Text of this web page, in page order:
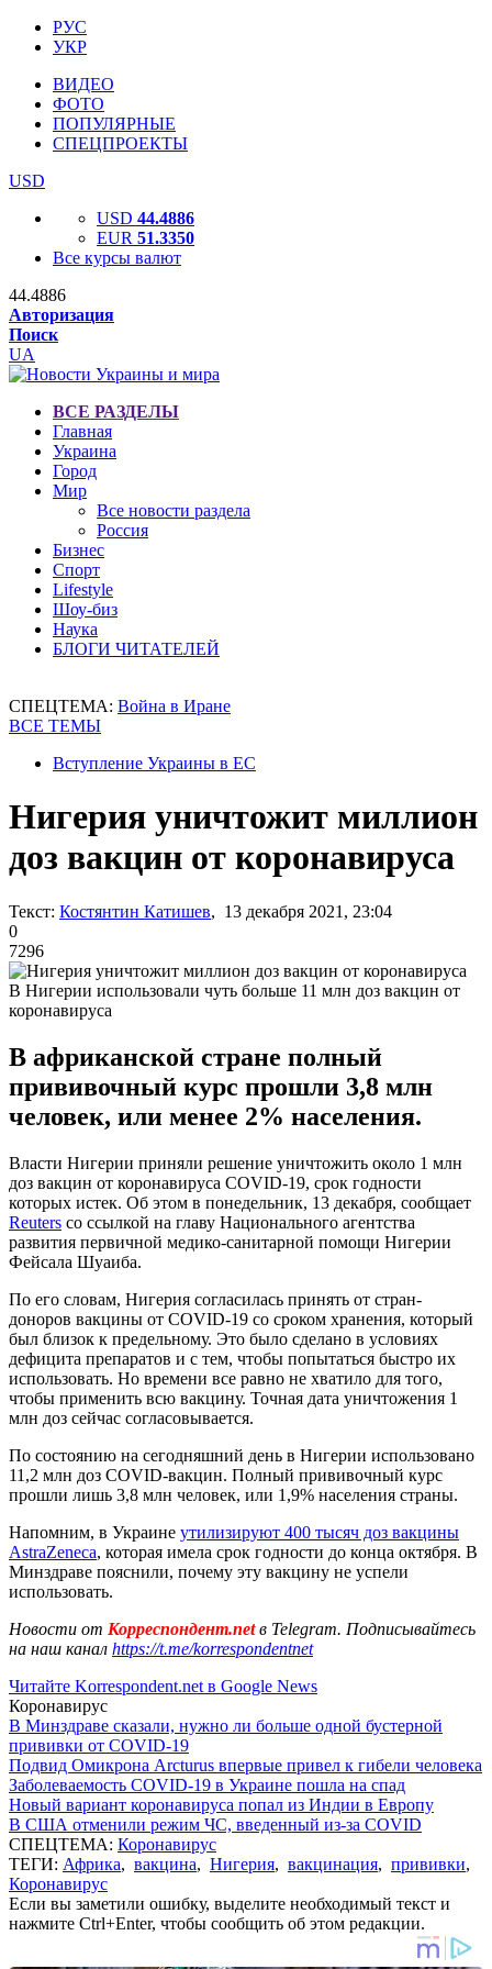
РУС
УКР
ВИДЕО
ФОТО
ПОПУЛЯРНЫЕ
СПЕЦПРОЕКТЫ
USD
USD 44.4886
EUR 51.3350
Все курсы валют
44.4886
Авторизация
Поиск
UA
ВСЕ РАЗДЕЛЫ
Главная
Украина
Город
Мир
Все новости раздела
Россия
Бизнес
Спорт
Lifestyle
Шоу-биз
Наука
БЛОГИ ЧИТАТЕЛЕЙ
СПЕЦТЕМА: Война в Иране
ВСЕ ТЕМЫ
Вступление Украины в ЕС
Нигерия уничтожит миллион
доз вакцин от коронавируса
Текст: Костянтин Катишев, 13 декабря 2021, 23:04
0
7296
В Нигерии использовали чуть больше 11 млн доз вакцин от
коронавируса
В африканской стране полный
прививочный курс прошли 3,8 млн
человек, или менее 2% населения.
Власти Нигерии приняли решение уничтожить около 1 млн
доз вакцин от коронавируса COVID-19, срок годности
которых истек. Об этом в понедельник, 13 декабря, сообщает
Reuters со ссылкой на главу Национального агентства
развития первичной медико-санитарной помощи Нигерии
Фейсала Шуаиба.
По его словам, Нигерия согласилась принять от стран-
доноров вакцины от COVID-19 со сроком хранения, который
был близок к предельному. Это было сделано в условиях
дефицита препаратов и с тем, чтобы попытаться быстро их
использовать. Но времени все равно не хватило для того,
чтобы применить всю вакцину. Точная дата уничтожения 1
млн доз сейчас согласовывается.
По состоянию на сегодняшний день в Нигерии использовано
11,2 млн доз COVID-вакцин. Полный прививочный курс
прошли лишь 3,8 млн человек, или 1,9% населения страны.
Напомним, в Украине утилизируют 400 тысяч доз вакцины
AstraZeneca, которая имела срок годности до конца октября. В
Минздраве пояснили, почему эту вакцину не успели
использовать.
Новости от Корреспондент.netв Telegram. Подписывайтесь
на наш канал https://t.me/korrespondentnet
Читайте Korrespondent.net в Google News
Коронавирус
В Минздраве сказали, нужно ли больше одной бустерной
прививки от COVID-19
Подвид Омикрона Arcturus впервые привел к гибели человека
Заболеваемость COVID-19 в Украине пошла на спад
Новый вариант коронавируса попал из Индии в Европу
В США отменили режим ЧС, введенный из-за COVID
СПЕЦТЕМА: Коронавирус
ТЕГИ: Африка, вакцина, Нигерия, вакцинация, прививки,
Коронавирус
Если вы заметили ошибку, выделите необходимый текст и
нажмите Ctrl+Enter, чтобы сообщить об этом редакции.